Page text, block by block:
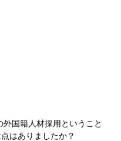
外国籍人材採用ということ
はありましたか？